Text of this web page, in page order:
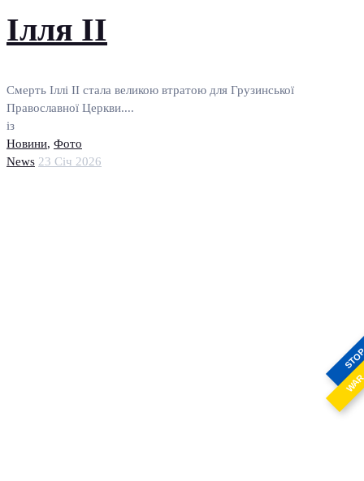
Ілля II
Смерть Іллі II стала великою втратою для Грузинської
Православної Церкви....
із
Новини, Фото
News 23 Січ 2026